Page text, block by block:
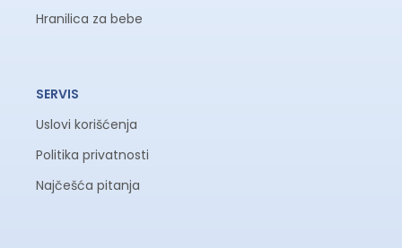
Hranilica za bebe
SERVIS
Uslovi korišćenja
Politika privatnosti
Najčešća pitanja